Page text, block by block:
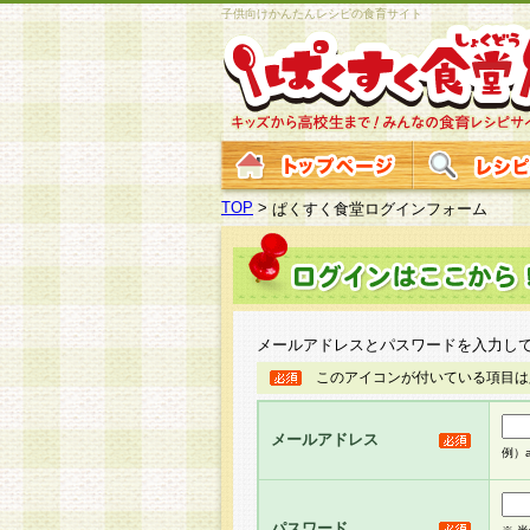
子供向けかんたんレシピの食育サイト
TOP >ぱくすく食堂ログインフォーム
メールアドレスとパスワードを入力し
このアイコンが付いている項目
メールアドレス
例）